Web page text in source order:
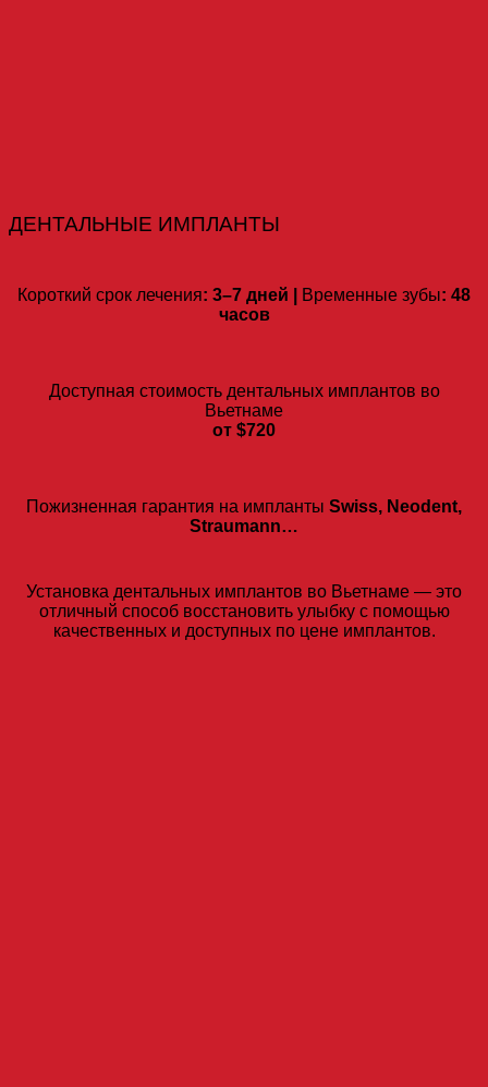
ДЕНТАЛЬНЫЕ ИМПЛАНТЫ
Короткий срок лечения: 3–7 дней | Временные зубы: 48
часов
Доступная стоимость дентальных имплантов во
Вьетнаме
от $720
Пожизненная гарантия на импланты Swiss, Neodent,
Straumann…
Установка дентальных имплантов во Вьетнаме — это
отличный способ восстановить улыбку с помощью
качественных и доступных по цене имплантов.